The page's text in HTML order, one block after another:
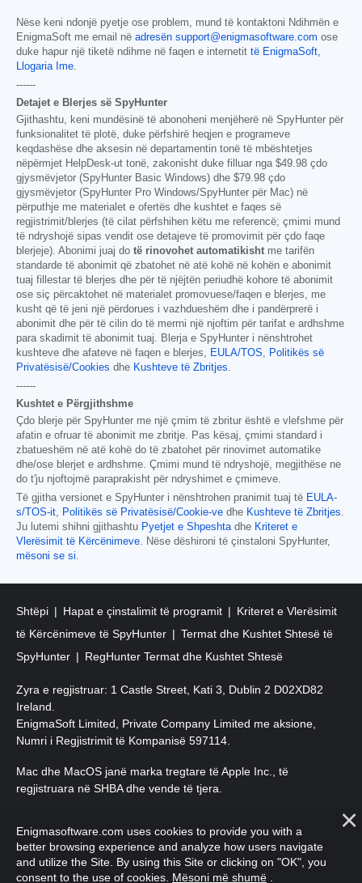
Nëse keni ndonjë pyetje ose problem, mund të kontaktoni Ndihmën e
EnigmaSoft me email në adresën support@enigmasoftware.com ose
duke hapur një tiketë ndihme në faqen e internetit të EnigmaSoft,
Llogaria Ime.
------
Detajet e Blerjes së SpyHunter
Gjithashtu, keni mundësinë të abonoheni menjëherë në SpyHunter për
funksionalitet të plotë, duke përfshirë heqjen e programeve
keqdashëse dhe aksesin në departamentin tonë të mbështetjes
nëpërmjet HelpDesk-ut tonë, zakonisht duke filluar nga $49.98 çdo
gjysmëvjetor (SpyHunter Basic Windows) dhe $79.98 çdo
gjysmëvjetor (SpyHunter Pro Windows/SpyHunter për Mac) në
përputhje me materialet e ofertës dhe kushtet e faqes së
regjistrimit/blerjes (të cilat përfshihen këtu me referencë; çmimi mund
të ndryshojë sipas vendit ose detajeve të promovimit për çdo faqe
blerjeje). Abonimi juaj do të rinovohet automatikisht me tarifën
standarde të abonimit që zbatohet në atë kohë në kohën e abonimit
tuaj fillestar të blerjes dhe për të njëjtën periudhë kohore të abonimit
ose siç përcaktohet në materialet promovuese/faqen e blerjes, me
kusht që të jeni një përdorues i vazhdueshëm dhe i pandërprerë i
abonimit dhe për të cilin do të merrni një njoftim për tarifat e ardhshme
para skadimit të abonimit tuaj. Blerja e SpyHunter i nënshtrohet
kushteve dhe afateve në faqen e blerjes, EULA/TOS, Politikës së
Privatësisë/Cookies dhe Kushteve të Zbritjes.
------
Kushtet e Përgjithshme
Çdo blerje për SpyHunter me një çmim të zbritur është e vlefshme për
afatin e ofruar të abonimit me zbritje. Pas kësaj, çmimi standard i
zbatueshëm në atë kohë do të zbatohet për rinovimet automatike
dhe/ose blerjet e ardhshme. Çmimi mund të ndryshojë, megjithëse ne
do t'ju njoftojmë paraprakisht për ndryshimet e çmimeve.
Të gjitha versionet e SpyHunter i nënshtrohen pranimit tuaj të EULA-
s/TOS-it, Politikës së Privatësisë/Cookie-ve dhe Kushteve të Zbritjes.
Ju lutemi shihni gjithashtu Pyetjet e Shpeshtadhe Kriteret e
Vlerësimit të Kërcënimeve. Nëse dëshironi të çinstaloni SpyHunter,
mësoni se si.
Shtëpi Hapat e çinstalimit të programit
Kriteret e Vlerësimit
të Kërcënimeve të SpyHunter
Termat dhe Kushtet Shtesë të
SpyHunter
RegHunter Termat dhe Kushtet Shtesë
Zyra e regjistruar: 1 Castle Street, Kati 3, Dublin 2 D02XD82
Ireland.
EnigmaSoft Limited, Private Company Limited me aksione,
Numri i Regjistrimit të Kompanisë 597114.
Mac dhe MacOS janë marka tregtare të Apple Inc., të
regjistruara në SHBA dhe vende të tjera.
. EnigmaSoft Ltd. Të gjitha të drejtat
e rezervuara.
Enigmasoftware.com uses cookies to provide you with a
better browsing experience and analyze how users navigate
and utilize the Site. By using this Site or clicking on "OK", you
consent to the use of cookies. Mësoni më shumë